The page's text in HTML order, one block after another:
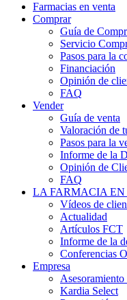
Farmacias en venta
Comprar
Guía de
Servicio
Pasos para la
Financiación
Opinión de
FAQ
Vender
Guía de venta
Valoración de
Pasos para la
Informe de la
Opinión de
FAQ
LA FARMACIA EN
Vídeos de
Actualidad
Artículos FCT
Informe de la
Conferencias
Empresa
Kardia Select